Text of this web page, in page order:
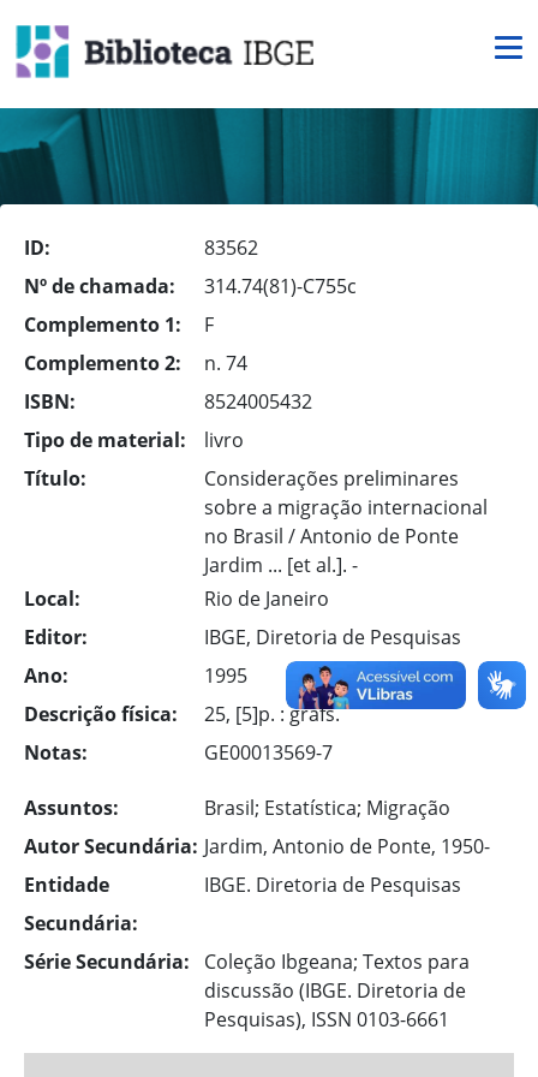
ID:
83562
Nº de chamada:
314.74(81)-C755c
Complemento 1:
F
Complemento 2:
n. 74
ISBN:
8524005432
Tipo de material:
livro
Título:
Considerações preliminares
sobre a migração internacional
no Brasil / Antonio de Ponte
Jardim ... [et al.]. -
Local:
Rio de Janeiro
Editor:
IBGE, Diretoria de Pesquisas
Ano:
1995
Descrição física:
25, [5]p. : grafs.
Notas:
GE00013569-7
Assuntos:
Brasil; Estatística; Migração
Autor Secundária: Jardim, Antonio de Ponte, 1950-
Entidade
Secundária:
IBGE. Diretoria de Pesquisas
Série Secundária:
Coleção Ibgeana; Textos para
discussão (IBGE. Diretoria de
Pesquisas), ISSN 0103-6661